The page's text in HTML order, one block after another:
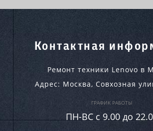
Контактная
Ремонт техники Lenovo в
Адрес: Москва, Совхозная
ГРАФИК РАБОТЫ
ПН-ВC c 9.00 до